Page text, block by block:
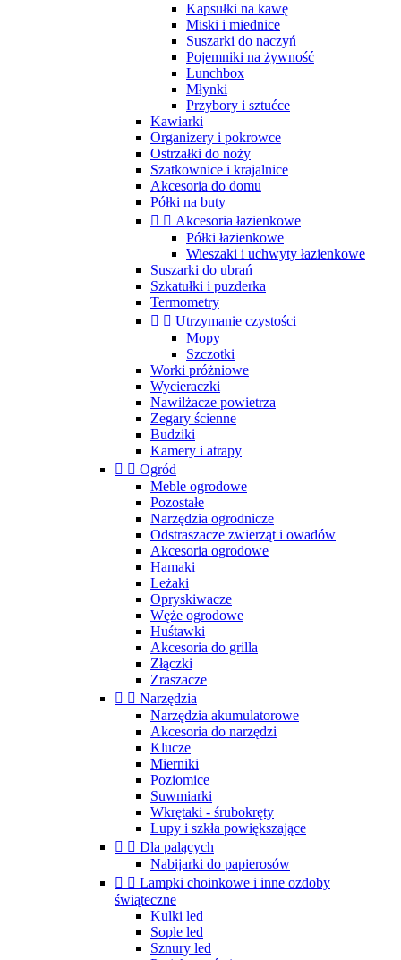
Kapsułki na kawę
Miski i miednice
Suszarki do naczyń
Pojemniki na żywność
Lunchbox
Młynki
Przybory i sztućce
Kawiarki
Organizery i pokrowce
Ostrzałki do noży
Szatkownice i krajalnice
Akcesoria do domu
Półki na buty
  Akcesoria łazienkowe
Półki łazienkowe
Wieszaki i uchwyty łazienkowe
Suszarki do ubrań
Szkatułki i puzderka
Termometry
  Utrzymanie czystości
Mopy
Szczotki
Worki próżniowe
Wycieraczki
Nawilżacze powietrza
Zegary ścienne
Budziki
Kamery i atrapy
  Ogród
Meble ogrodowe
Pozostałe
Narzędzia ogrodnicze
Odstraszacze zwierząt i owadów
Akcesoria ogrodowe
Hamaki
Leżaki
Opryskiwacze
Węże ogrodowe
Huśtawki
Akcesoria do grilla
Złączki
Zraszacze
  Narzędzia
Narzędzia akumulatorowe
Akcesoria do narzędzi
Klucze
Mierniki
Poziomice
Suwmiarki
Wkrętaki - śrubokręty
Lupy i szkła powiększające
  Dla palących
Nabijarki do papierosów
  Lampki choinkowe i inne ozdoby
świąteczne
Kulki led
Sople led
Sznury led